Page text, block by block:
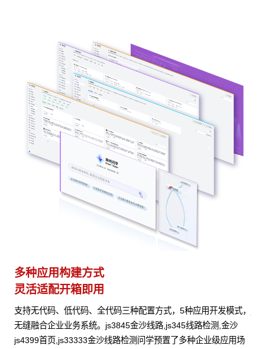
多种应用构建方式
灵活适配开箱即用
支持无代码、低代码、全代码三种配置方式，5种应用开发模式，
无缝融合企业业务系统。js3845金沙线路,js345线路检测,金沙
js4399首页,js33333金沙线路检测问学预置了多种企业级应用场